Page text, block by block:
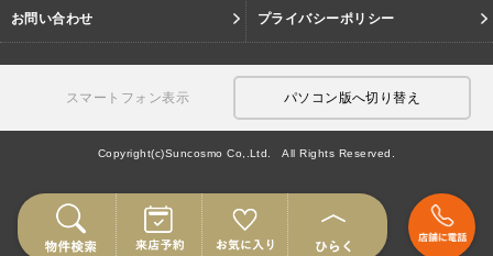
お問い合わせ プライバシーポリシー
スマートフォン表示 パソコン版へ切り替え
Copyright(c)Suncosmo Co,.Ltd. All Rights Reserved.